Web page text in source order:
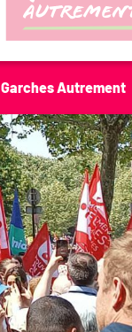
Garches Autrement